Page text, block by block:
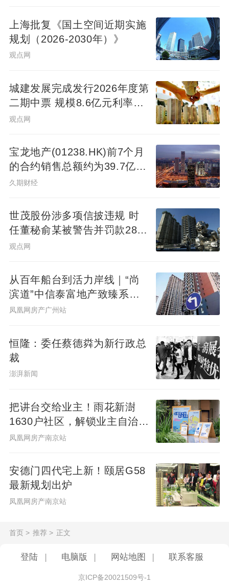
盘而定，但利率摆动不会很大。各银行放款
速度不一房姐了解到，部分银行额度充足，
称相比之前放款速度快了很多，其中交行表
另一部分银行称，由于趋于年末，额度比较
紧张，放款速度慢。建行表示最慢需要等3-4
个月才能放款。农业银行的贷款经理则耐心
张，到12月份的时候一般就停止放款了，所
以最好快点申请。
交通出现松动合肥3家银行能够做到首套房利
率仅上浮15%的政策，虽然是针对优质客
经开启了下降通道。合肥首套房利率下降银
行：建行优质客户，首套房可以仅上浮15%
科技农村商业银行优质客户，首套房可以仅
上浮15%交通银行首套房也出现松动近期全
国首套房贷款利率下调的消息不少，厦门回
到基准、上海可以95折、深圳9家银行下调、
合肥民生多家支行都执行了仅上浮15%的利
率。这一切的迹象，对于楼市来说，都是不
错的利好消息。这里有3点走势已经很明朗：
2、央行降准后银行资金充裕，尤其年初各家
银行更加充裕，乐意把资金流入房贷业务。
3、只要有一两家下降，必然会带动其他银行
下降。据目前合肥银行内部的消息看，部门
的结果很多是仅上浮15%，合肥交通银行也
是仅上浮15%。业内预测，春节之后，房贷
上海批复《国土空间近期实施
规划（2026-2030年）》
观点网
城建发展完成发行2026年度第
二期中票 规模8.6亿元利率
2.14%
观点网
宝龙地产(01238.HK)前7个月
的合约销售总额约为39.7亿元
同比减少7.78%
久期财经
世茂股份涉多项信披违规 时
任董秘俞某被警告并罚款280
万元
观点网
从百年船台到活力岸线｜“尚
滨道”中信泰富地产致臻系首
秀广州&广州滨江天地商业愿
凤凰网房产广州站
恒隆：委任蔡德粦为新行政总
裁
澎湃新闻
把讲台交给业主！雨花新澍
1630户社区，解锁业主自治社
群新样本
凤凰网房产南京站
安德门四代宅上新！颐居G58
最新规划出炉
凤凰网房产南京站
首页 > 推荐 > 正文
登陆 电脑版 网站地图 联系客服
京ICP备20021509号-1